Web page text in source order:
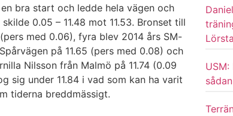
bra start och ledde hela vägen och
0.05 – 11.48 mot 11.53. Bronset till
med 0.06), fyra blev 2014 års SM-
på 11.65 (pers med 0.08) och
Nilsson från Malmö på 11.74 (0.09
sig under 11.84 i vad som kan ha varit
tiderna breddmässigt.